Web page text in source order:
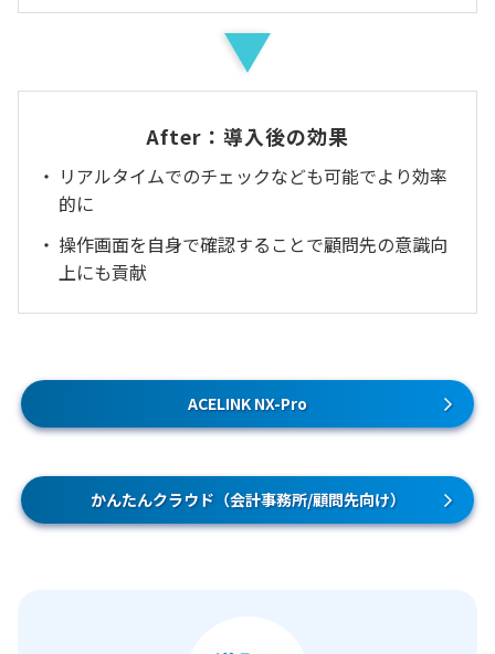
After：導入後の効果
リアルタイムでのチェックなども可能でより効率
的に
操作画面を自身で確認することで顧問先の意識向
上にも貢献
ACELINK NX-Pro
かんたんクラウド（会計事務所/顧問先向け）